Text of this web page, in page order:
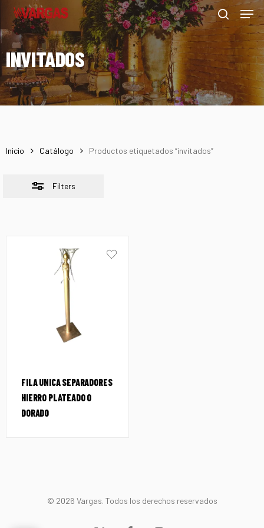
Skip
main
content
search
Menu
INVITADOS
Inicio Catálogo Productos etiquetados “invitados”
Filters
Close
Filters
FILA UNICA SEPARADORES
HIERRO PLATEADO O
DORADO
© 2026 Vargas. Todos los derechos reservados
Menu